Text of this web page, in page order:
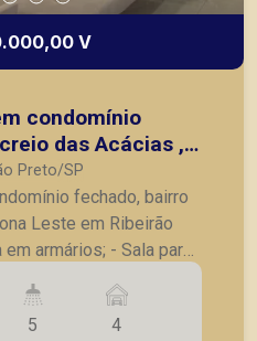
V
condomínio
das Acácias ,
Preto/SP.
Preto/SP
fechado, bairro
Leste em Ribeirão
com ilha e
- Corredor lateral; -
5 4